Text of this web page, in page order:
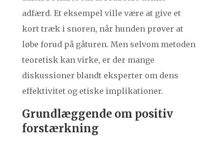
adfærd. Et eksempel ville være at give et
kort træk i snoren, når hunden prøver at
løbe forud på gåturen. Men selvom metoden
teoretisk kan virke, er der mange
diskussioner blandt eksperter om dens
effektivitet og etiske implikationer.
Grundlæggende om positiv
forstærkning